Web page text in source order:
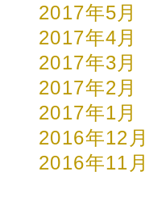
2017年5月
2017年4月
2017年3月
2017年2月
2017年1月
2016年12月
2016年11月